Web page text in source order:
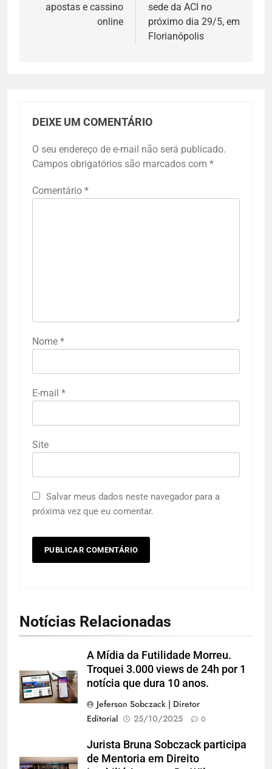
apostas e cassino
online
sede da ACI no
próximo dia 29/5, em
Florianópolis
DEIXE UM COMENTÁRIO
O seu endereço de e-mail não será publicado.
Campos obrigatórios são marcados com *
Comentário *
Nome *
E-mail *
Site
Salvar meus dados neste navegador para a
próxima vez que eu comentar.
Notícias Relacionadas
A Mídia da Futilidade Morreu.
Troquei 3.000 views de 24h por 1
notícia que dura 10 anos.
Jeferson Sobczack | Diretor
Editorial
25/10/2025 0
Jurista Bruna Sobczack participa
de Mentoria em Direito